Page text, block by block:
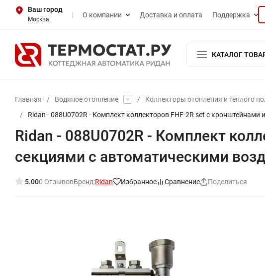
Ваш город
Москва
О компании Доставка и оплата Поддержка
КАТАЛОГ
Главная / Водяное отопление / Коллекторы отопления и теплого
/
Ridan - 088U0702R - Комплект коллекторов FHF-2R set с
Ridan - 088U0702R - Комплект
секциями с автоматическими
5.000 ОтзывовБренд:Ridan Избранное Сравнение Поделиться